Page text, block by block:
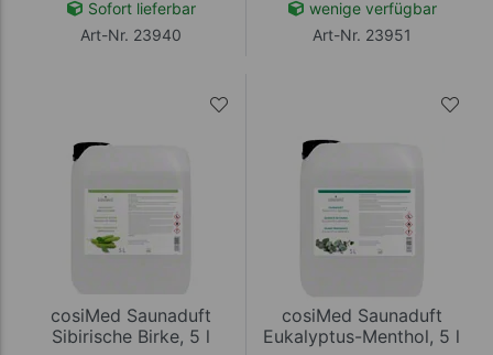
Sofort lieferbar
Art-Nr. 23940
wenige verfügbar
Art-Nr. 23951
cosiMed Saunaduft
Sibirische Birke, 5 l
cosiMed Saunaduft
Eukalyptus-Menthol, 5 l